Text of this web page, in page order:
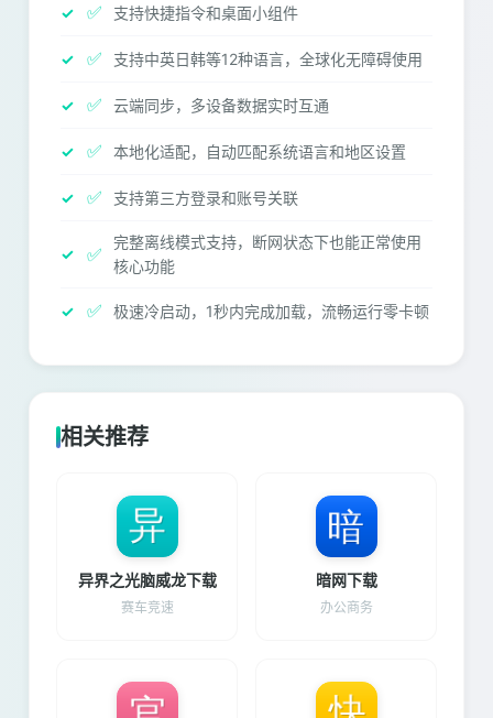
✅ 支持快捷指令和桌面小组件
✅ 支持中英日韩等12种语言，全球化无障碍使用
✅ 云端同步，多设备数据实时互通
✅ 本地化适配，自动匹配系统语言和地区设置
✅ 支持第三方登录和账号关联
✅
完整离线模式支持，断网状态下也能正常使用
核心功能
✅ 极速冷启动，1秒内完成加载，流畅运行零卡顿
相关推荐
异界之光脑威龙下载
赛车竞速
暗网下载
办公商务